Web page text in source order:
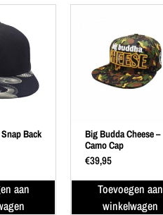
Back
aan
Big Budda Cheese –
Camo Cap
€39,95
Toevoegen aan
winkelwagen